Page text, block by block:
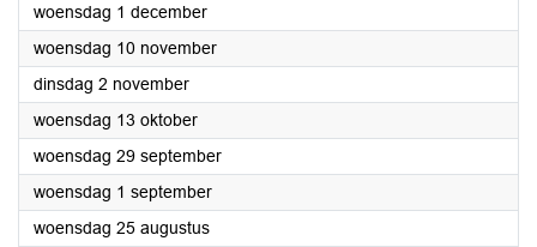
woensdag 1 december2021
woensdag 10 november2021
dinsdag 2 november2021
woensdag 13 oktober2021
woensdag 29 september2021
woensdag 1 september2021
woensdag 25 augustus2021